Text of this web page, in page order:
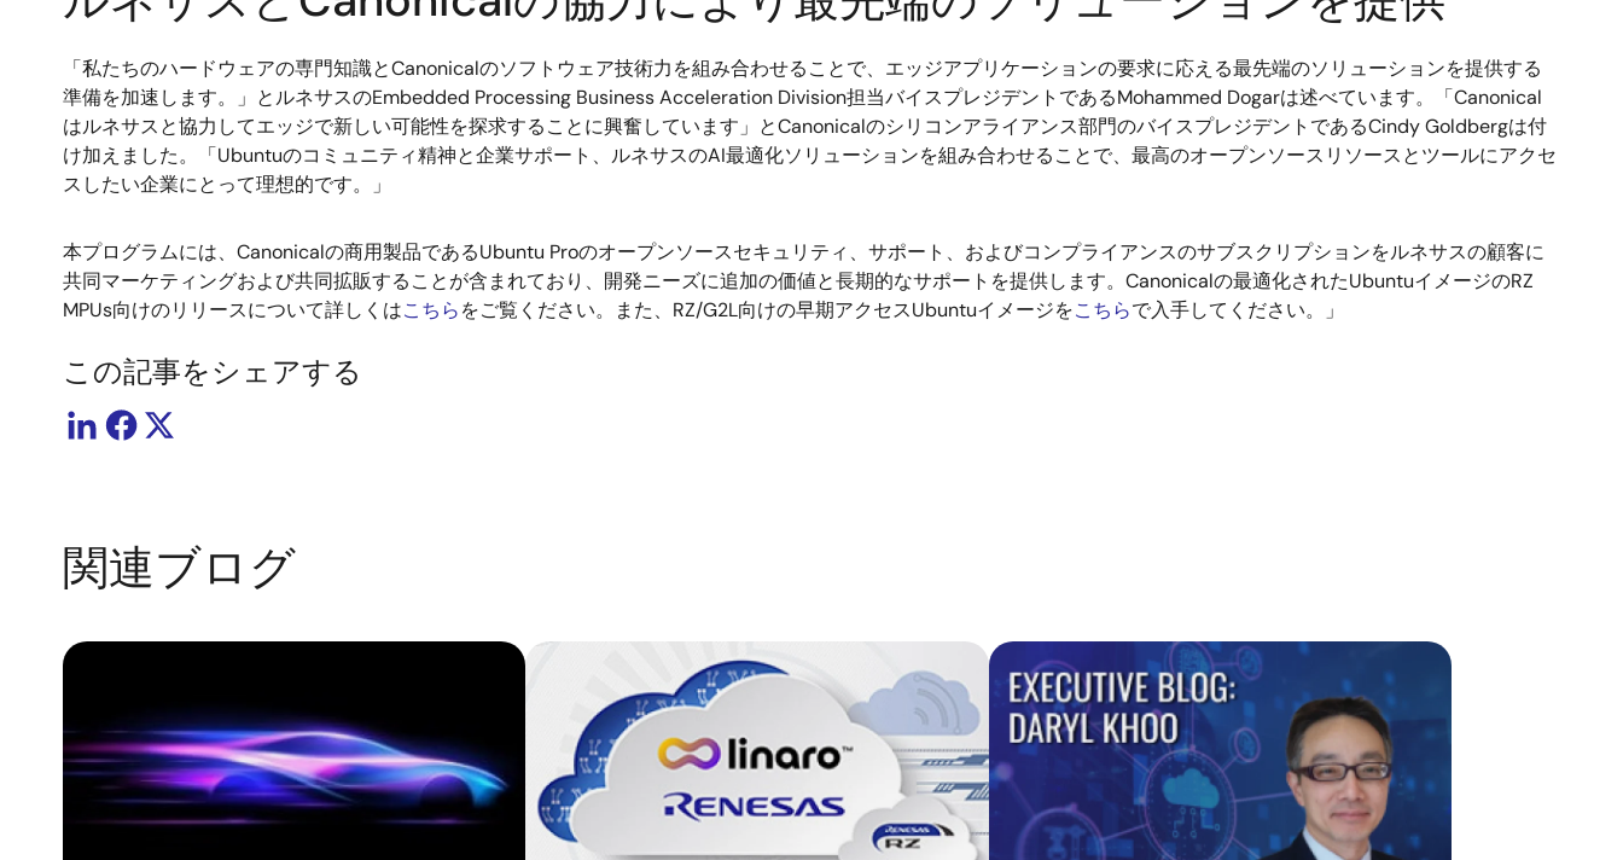
「私たちのハードウェアの専門知識とCanonicalのソフトウェア技術力を組み合わせることで、エッジアプリケーションの要求に応える最先端のソリューションを提供する
準備を加速します。」とルネサスのEmbedded Processing Business Acceleration Division担当バイスプレジデントであるMohammed Dogarは述べています。「Canonical
はルネサスと協力してエッジで新しい可能性を探求することに興奮しています」とCanonicalのシリコンアライアンス部門のバイスプレジデントであるCindy Goldbergは付
け加えました。「Ubuntuのコミュニティ精神と企業サポート、ルネサスのAI最適化ソリューションを組み合わせることで、最高のオープンソースリソースとツールにアクセ
スしたい企業にとって理想的です。」
本プログラムには、Canonicalの商用製品であるUbuntu Proのオープンソースセキュリティ、サポート、およびコンプライアンスのサブスクリプションをルネサスの顧客に
共同マーケティングおよび共同拡販することが含まれており、開発ニーズに追加の価値と長期的なサポートを提供します。Canonicalの最適化されたUbuntuイメージのRZ
MPUs向けのリリースについて詳しくはこちらをご覧ください。また、RZ/G2L向けの早期アクセスUbuntuイメージをこちらで入手してください。」
この記事をシェアする
関連ブログ